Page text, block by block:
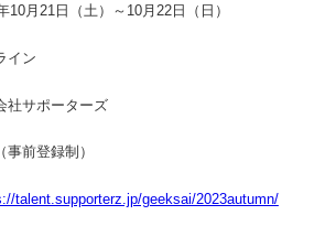
10月21日（土）～10月22日（日）
イン
サポーターズ
前登録制）
talent.supporterz.jp/geeksai/2023autumn/